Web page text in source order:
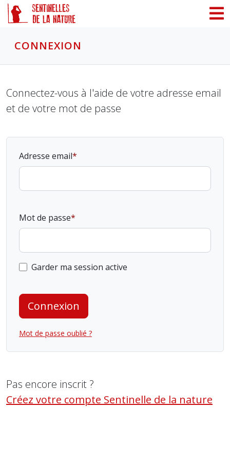
CONNEXION
Connectez-vous à l'aide de votre adresse email
et de votre mot de passe
Adresse email
Mot de passe
Garder ma session active
Connexion
Mot de passe oublié ?
Pas encore inscrit ?
Créez votre compte Sentinelle de la nature
Panneau de gestion des cookies